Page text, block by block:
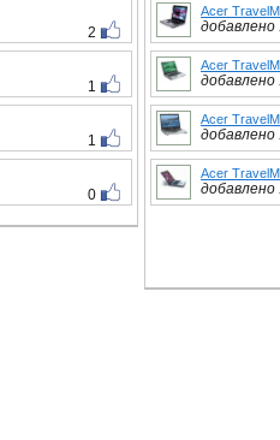
2
1
1
0
Acer
добавлено
Acer
добавлено
Acer
добавлено
Acer
добавлено